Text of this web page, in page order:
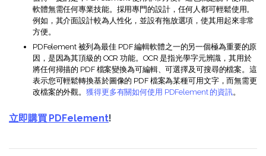
軟體無需任何專業技能。採用專門的設計，任何人都可輕鬆使用。
例如，其介面設計較為人性化，並設有拖放選項，使其用起來非常
方便。
PDFelement 被列為最佳 PDF 編輯軟體之一的另一個極為重要的原
因，是因為其頂級的 OCR 功能。OCR 是指光學字元辨識，其用於
將任何掃描的 PDF 檔案變換為可編輯、可選擇及可搜尋的檔案。這
表示您可輕鬆轉換基於圖像的 PDF 檔案為某種可用文字，而無需更
改檔案的外觀。獲得更多有關如何使用 PDFelement 的資訊。
立即購買 PDFelement!